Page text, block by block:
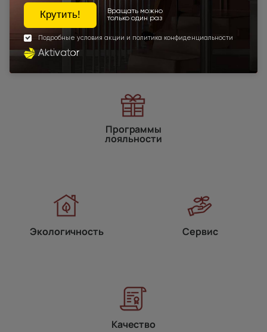
Наши преимущества
Программы
лояльности
Экологичность Сервис
Качество